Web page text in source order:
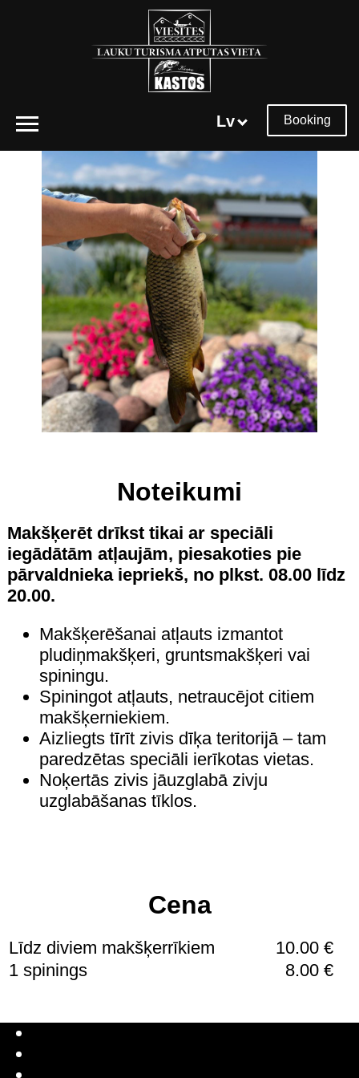
Lv Booking
Noteikumi
Makšķerēt drīkst tikai ar speciāli
iegādātām atļaujām, piesakoties pie
pārvaldnieka iepriekš, no plkst. 08.00 līdz
20.00.
Makšķerēšanai atļauts izmantot
pludiņmakšķeri, gruntsmakšķeri vai
spiningu.
Spiningot atļauts, netraucējot citiem
makšķerniekiem.
Aizliegts tīrīt zivis dīķa teritorijā – tam
paredzētas speciāli ierīkotas vietas.
Noķertās zivis jāuzglabā zivju
uzglabāšanas tīklos.
Cena
Līdz diviem makšķerrīkiem
10.00 €
1 spinings
8.00 €